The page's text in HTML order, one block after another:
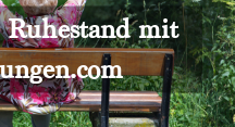
mit